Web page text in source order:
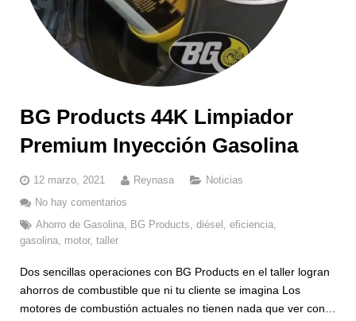
BG Products 44K Limpiador
Premium Inyección Gasolina
12 marzo, 2021 Reynasa
Noticias
No hay comentarios
Ahorro de Gasolina, BG Products, diésel , eficiencia,
gasolina, motor, taller
Dos sencillas operaciones con BG Products en el taller logran
ahorros de combustible que ni tu cliente se imagina Los
motores de combustión actuales no tienen nada que ver con…